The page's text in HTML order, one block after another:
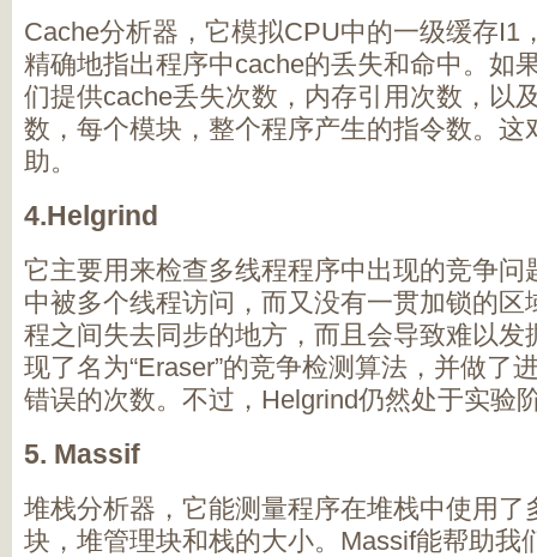
Cache分析器，它模拟CPU中的一级缓存I1
精确地指出程序中cache的丢失和命中。如
们提供cache丢失次数，内存引用次数，以
数，每个模块，整个程序产生的指令数。这
助。
4.Helgrind
它主要用来检查多线程程序中出现的竞争问
中被多个线程访问，而又没有一贯加锁的区
程之间失去同步的地方，而且会导致难以发
现了名为“Eraser”的竞争检测算法，并做了
错误的次数。不过， Helgrind仍然处于实验
5. Massif
堆栈分析器，它能测量程序在堆栈中使用了
块，堆管理块和栈的大小。 Massif能帮助我